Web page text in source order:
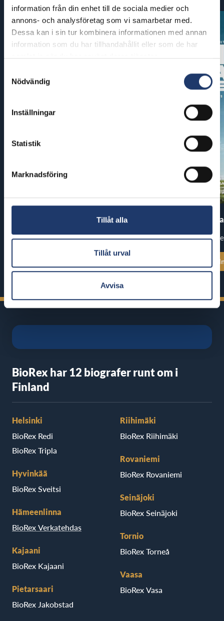
information från din enhet till de sociala medier och
annons- och analysföretag som vi samarbetar med.
Dessa kan i sin tur kombinera informationen med annan
information som du har tillhandahållit eller som de har
samlat in när du har använt deras tjänster.
Nödvändig
Inställningar
Statistik
Marknadsföring
Tillåt alla
Tillåt urval
Avvisa
Pirates of the Caribbean: At
Premiär: tor 13.8.
The End of
Premiär:
Se alla
BioRex har 12 biografer runt om i
Finland
Helsinki
BioRex Redi
BioRex Tripla
Hyvinkää
BioRex Sveitsi
Hämeenlinna
BioRex Verkatehdas
Kajaani
BioRex Kajaani
Pietarsaari
BioRex Jakobstad
Riihimäki
BioRex Riihimäki
Rovaniemi
BioRex Rovaniemi
Seinäjoki
BioRex Seinäjoki
Tornio
BioRex Torneå
Vaasa
BioRex Vasa